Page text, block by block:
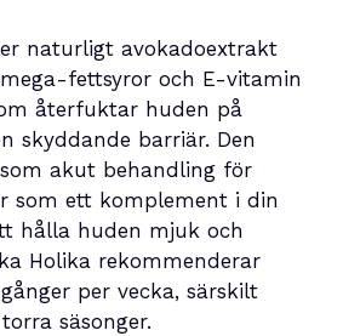
naturligt avokadoextrakt
fettsyror och E-vitamin
återfuktar huden på
skyddande barriär. Den
akut behandling för
som ett komplement i din
hålla huden mjuk och
Holika rekommenderar
per vecka, särskilt
säsonger.